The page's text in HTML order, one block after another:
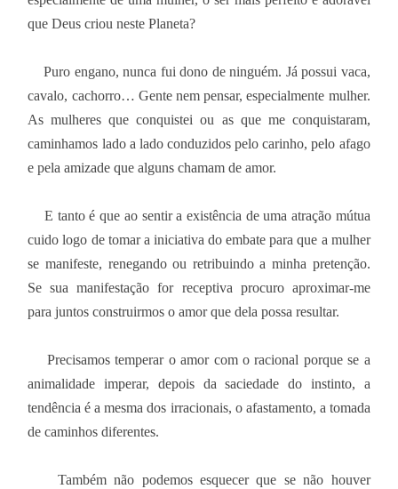
que Deus criou neste Planeta?
Puro engano, nunca fui dono de ninguém. Já possui vaca,
cavalo, cachorro… Gente nem pensar, especialmente mulher.
As mulheres que conquistei ou as que me conquistaram,
caminhamos lado a lado conduzidos pelo carinho, pelo afago
e pela amizade que alguns chamam de amor.
E tanto é que ao sentir a existência de uma atração mútua
cuido logo de tomar a iniciativa do embate para que a mulher
se manifeste, renegando ou retribuindo a minha pretenção.
Se sua manifestação for receptiva procuro aproximar-me
para juntos construirmos o amor que dela possa resultar.
Precisamos temperar o amor com o racional porque se a
animalidade imperar, depois da saciedade do instinto, a
tendência é a mesma dos irracionais, o afastamento, a tomada
de caminhos diferentes.
Também não podemos esquecer que se não houver